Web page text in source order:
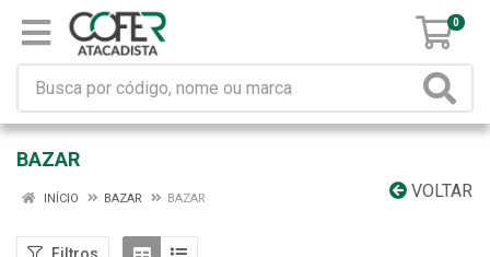
0
BAZAR
VOLTAR
INÍCIO BAZAR BAZAR
Filtros